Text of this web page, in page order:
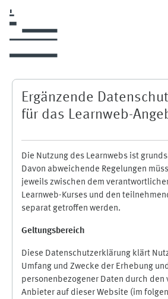
Ergänzende
für das Learnweb-
Die Nutzung des Learnwebs ist
Davon abweichende Regelungen
jeweils zwischen dem
Learnweb-Kurses und den
separat getroffen werden.
Geltungsbereich
Diese Datenschutzerklärung klärt
Umfang und Zwecke der Erhebung
personenbezogener Daten durch den
Anbieter auf dieser Website (im